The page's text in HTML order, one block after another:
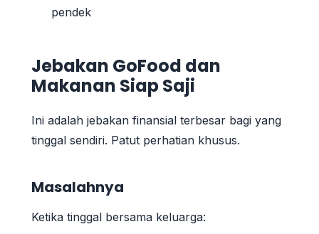
pendek
Jebakan GoFood dan
Makanan Siap Saji
Ini adalah jebakan finansial terbesar bagi yang
tinggal sendiri. Patut perhatian khusus.
Masalahnya
Ketika tinggal bersama keluarga: